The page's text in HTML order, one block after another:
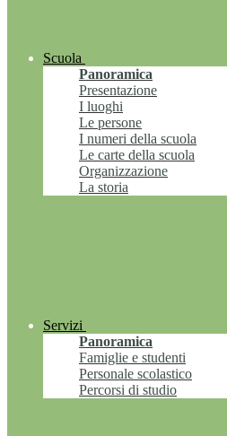
Scuola
Panoramica
Presentazione
I luoghi
Le persone
I numeri della scuola
Le carte della scuola
Organizzazione
La storia
Servizi
Panoramica
Famiglie e studenti
Personale scolastico
Percorsi di studio